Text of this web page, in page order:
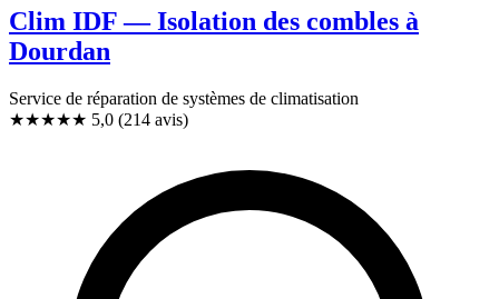
Clim IDF — Isolation des combles à
Dourdan
Service de réparation de systèmes de climatisation
★★★★★ 5,0 (214 avis)